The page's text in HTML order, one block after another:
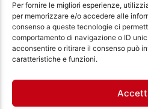
Per fornire le migliori esperienze,
per memorizzare e/o accedere alle
consenso a queste tecnologie ci
comportamento di navigazione o ID
acconsentire o ritirare il consenso può
caratteristiche e funzioni.
Ass. Cult. Dissociazione -
Città Aperta via di Casal